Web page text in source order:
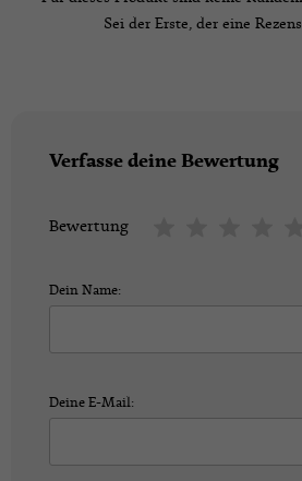
Sei der Erste, der eine
Verfasse deine Bewertung
Bewertung
Dein Name:
Deine E-Mail: